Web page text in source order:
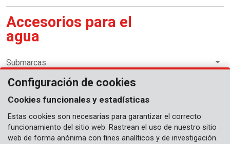
Accesorios para el
agua
Submarcas
Agua o polvo
Disponible pronto
Configuración de cookies
Cookies funcionales y estadísticas
Estas cookies son necesarias para garantizar el correcto
funcionamiento del sitio web. Rastrean el uso de nuestro sitio
web de forma anónima con fines analíticos y de investigación.